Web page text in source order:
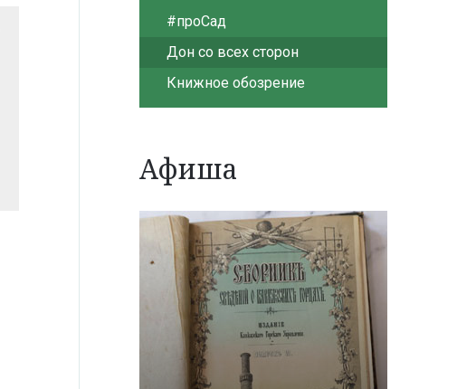
#проСад
Дон со всех сторон
Книжное обозрение
Афиша